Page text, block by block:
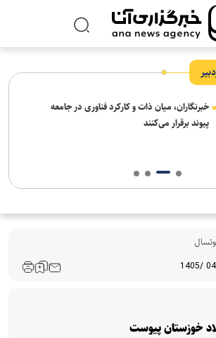
خبرنگاران، میان ذات و کارکرد فناوری در جامعه
پیوند برقرار می‌کنند
خوزستان پیوست